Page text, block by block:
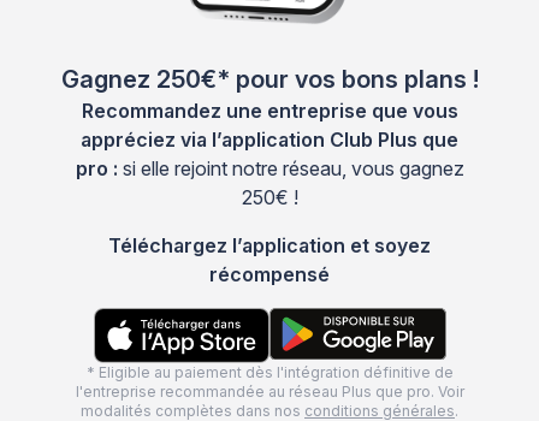
Gagnez 250€* pour vos bons plans !
Recommandez une entreprise que vous
appréciez via l’application Club Plus que
pro : si elle rejoint notre réseau, vous gagnez
250€ !
Téléchargez l’application et soyez
récompensé
* Eligible au paiement dès l'intégration définitive de
l'entreprise recommandée au réseau Plus que pro. Voir
modalités complètes dans nos conditions générales.